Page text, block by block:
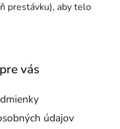
prestávku), aby telo
vás
údajov